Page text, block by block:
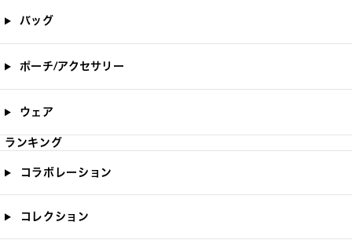
バッグ
ポーチ/アクセサリー
ウェア
ランキング
コラボレーション
コレクション